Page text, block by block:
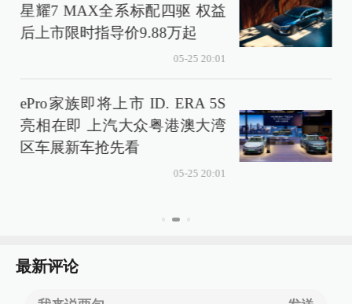
星耀7 MAX全系标配四驱 权益
后上市限时指导价9.88万起
05-25 20:01
ePro家族即将上市 ID. ERA 5S
亮相在即 上汽大众粤港澳大湾
区车展新车抢先看
05-25 20:01
最新评论